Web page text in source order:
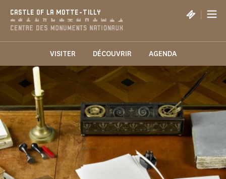
CASTLE OF LA MOTTE-TILLY |
VISITER DÉCOUVRIR AGENDA